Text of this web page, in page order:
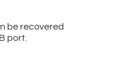
be recovered
port.